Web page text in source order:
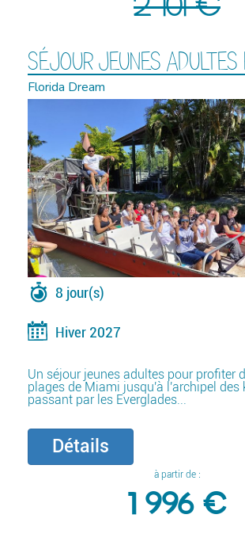
SÉJOUR JEUNES
Florida Dream
8 jour(s)
Hiver 2027
Un séjour jeunes adultes pour profiter
plages de Miami jusqu'à l'archipel des
passant par les Everglades...
Détails
à partir de :
1 996 €